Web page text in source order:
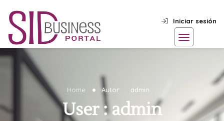
Iniciar sesión
Home Autor: admin
User : admin